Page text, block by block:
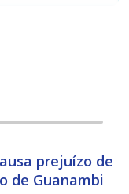
prejuízo de
de Guanambi